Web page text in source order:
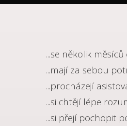
...se několik
...mají za sebou
...procházejí
...si chtějí lépe
...si přejí pochopit